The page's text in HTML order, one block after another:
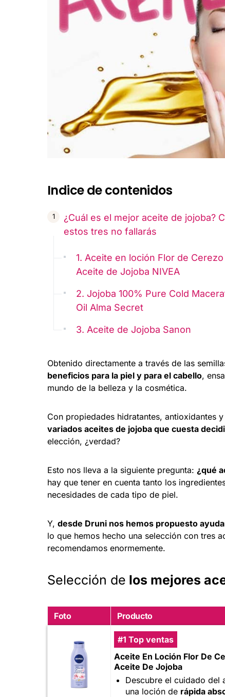
Indice de contenidos
¿Cuál es el mejor aceite de jojoba?
estos tres no fallarás
1. Aceite en loción Flor de Cerezo
Aceite de Jojoba NIVEA
2. Jojoba 100% Pure Cold
Oil Alma Secret
3. Aceite de Jojoba Sanon
Obtenido directamente a través de las
beneficios para la piel y para el cabello,
mundo de la belleza y la cosmética.
Con propiedades hidratantes, antioxidantes
variados aceites de jojoba que cuesta
elección, ¿verdad?
Esto nos lleva a la siguiente pregunta: ¿qué
hay que tener en cuenta tanto los
necesidades de cada tipo de piel.
Y, desde Druni nos hemos propuesto
lo que hemos hecho una selección con tres
recomendamos enormemente.
Selección de los mejores
Foto Producto
#1 Top ventas
Aceite En Loción Flor De
Aceite De Jojoba
Descubre el cuidado del
una loción de rápida